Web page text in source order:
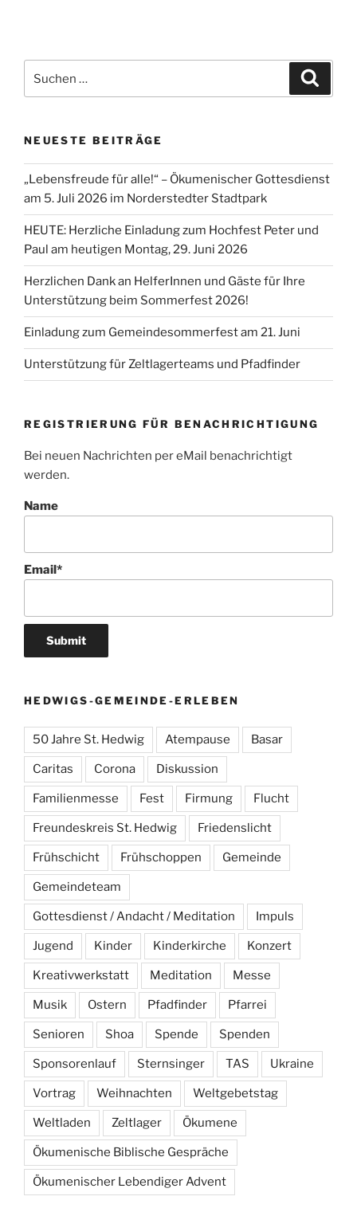
nach:
NEUESTE BEITRÄGE
„Lebensfreude für alle!“ – Ökumenischer Gottesdienst
am 5. Juli 2026 im Norderstedter Stadtpark
HEUTE: Herzliche Einladung zum Hochfest Peter und
Paul am heutigen Montag, 29. Juni 2026
Herzlichen Dank an HelferInnen und Gäste für Ihre
Unterstützung beim Sommerfest 2026!
Einladung zum Gemeindesommerfest am 21. Juni
Unterstützung für Zeltlagerteams und Pfadfinder
REGISTRIERUNG FÜR BENACHRICHTIGUNG
Bei neuen Nachrichten per eMail benachrichtigt
werden.
Name
Email*
HEDWIGS-GEMEINDE-ERLEBEN
50 Jahre St. Hedwig Atempause Basar
Caritas Corona Diskussion
Familienmesse Fest Firmung Flucht
Freundeskreis St. Hedwig Friedenslicht
Frühschicht Frühschoppen Gemeinde
Gemeindeteam
Gottesdienst / Andacht / Meditation Impuls
Jugend Kinder Kinderkirche Konzert
Kreativwerkstatt Meditation Messe
Musik Ostern Pfadfinder Pfarrei
Senioren Shoa Spende Spenden
Sponsorenlauf Sternsinger TAS Ukraine
Vortrag Weihnachten Weltgebetstag
Weltladen Zeltlager Ökumene
Ökumenische Biblische Gespräche
Ökumenischer Lebendiger Advent